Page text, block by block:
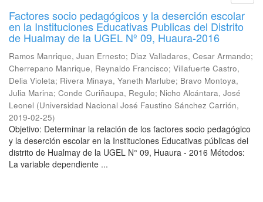
Factores socio pedagógicos y la deserción escolar
en la Instituciones Educativas Publicas del Distrito
de Hualmay de la UGEL Nº 09, Huaura-2016
Ramos Manrique, Juan Ernesto; Diaz Valladares, Cesar Armando;
Cherrepano Manrique, Reynaldo Francisco; Villafuerte Castro,
Delia Violeta; Rivera Minaya, Yaneth Marlube; Bravo Montoya,
Julia Marina; Conde Curiñaupa, Regulo; Nicho Alcántara, José
Leonel (Universidad Nacional José Faustino Sánchez Carrión,
2019-02-25)
Objetivo: Determinar la relación de los factores socio pedagógico
y la deserción escolar en la Instituciones Educativas públicas del
distrito de Hualmay de la UGEL N° 09, Huaura - 2016 Métodos:
La variable dependiente ...